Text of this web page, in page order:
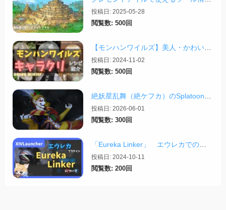
投稿日: 2025-05-28
閲覧数: 500回
投稿日: 2024-11-02
閲覧数: 500回
投稿日: 2026-06-01
閲覧数: 300回
投稿日: 2024-10-11
閲覧数: 200回